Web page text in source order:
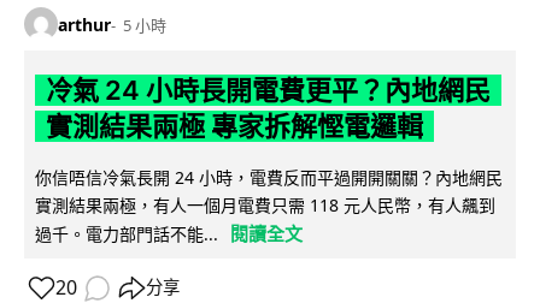
arthur 5 小時
冷氣 24 小時長開電費更平？內地網民
實測結果兩極 專家拆解慳電邏輯
你信唔信冷氣長開 24 小時，電費反而平過開開關關？內地網民
實測結果兩極，有人一個月電費只需 118 元人民幣，有人飆到
過千。電力部門話不能...
閱讀全文
20 分享